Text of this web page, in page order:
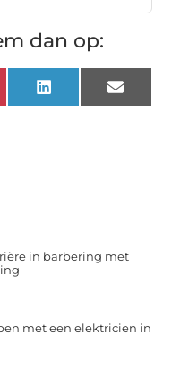
dan op:
LinkedInEmail
in barbering met
met een elektricien in